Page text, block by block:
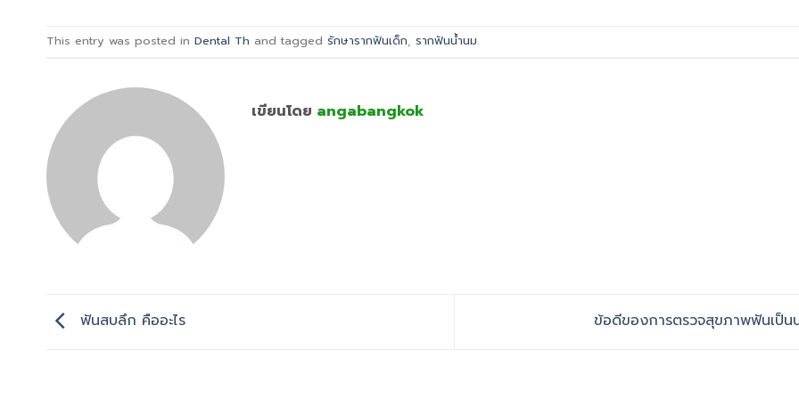
This entry was posted in Dental Th and tagged รักษารากฟันเด็ก, รากฟันน้ำนม.
เขียนโดย angabangkok
ฟันสบลึก คืออะไร ข้อดีของการตรวจสุขภาพฟันเป็นป